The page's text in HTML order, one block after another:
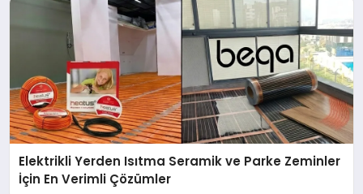
Elektrikli Yerden Isıtma Seramik ve Parke Zeminler
İçin En Verimli Çözümler